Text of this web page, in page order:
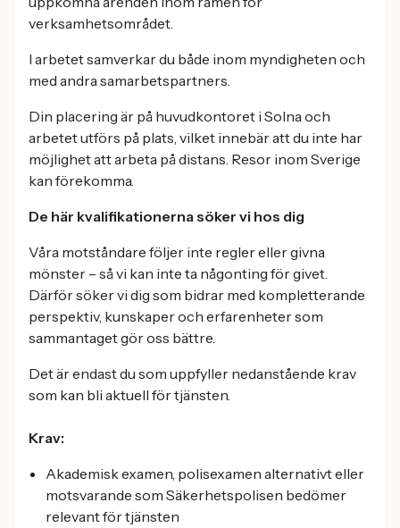
verksamhetsområdet.
I arbetet samverkar du både inom myndigheten och
med andra samarbetspartners.
Din placering är på huvudkontoret i Solna och
arbetet utförs på plats, vilket innebär att du inte har
möjlighet att arbeta på distans. Resor inom Sverige
kan förekomma.
De här kvalifikationerna söker vi hos dig
Våra motståndare följer inte regler eller givna
mönster – så vi kan inte ta någonting för givet.
Därför söker vi dig som bidrar med kompletterande
perspektiv, kunskaper och erfarenheter som
sammantaget gör oss bättre.
Det är endast du som uppfyller nedanstående krav
som kan bli aktuell för tjänsten.
Krav:
Akademisk examen, polisexamen alternativt eller
motsvarande som Säkerhetspolisen bedömer
relevant för tjänsten